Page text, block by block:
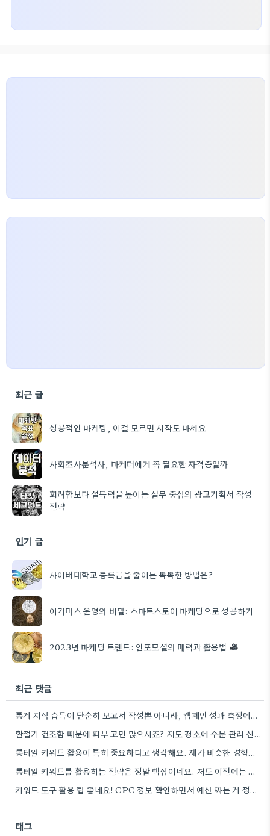
최근 글
성공적인 마케팅, 이걸 모르면 시작도 마세요
사회조사분석사, 마케터에게 꼭 필요한 자격증일까
화려함보다 설득력을 높이는 실무 중심의 광고기획서 작성
전략
인기 글
사이버대학교 등록금을 줄이는 똑똑한 방법은?
이커머스 운영의 비밀: 스마트스토어 마케팅으로 성공하기
2023년 마케팅 트렌드: 인포모셜의 매력과 활용법
최근 댓글
통계 지식 습득이 단순히 보고서 작성뿐 아니라, 캠페인 성과 측정에도 도움이 된다니 흥미롭네요.
환절기 건조함 때문에 피부 고민 많으시죠? 저도 평소에 수분 관리 신경 쓰느라 시간 오래 뺏깁니다.
롱테일 키워드 활용이 특히 중요하다고 생각해요. 제가 비슷한 경험을 할 때, 너무 일반적인 키워드에 집중했더니…
롱테일 키워드를 활용하는 전략은 정말 핵심이네요. 저도 이전에는 너무 넓은 범위의 키워드에 집중해서 예산을 낭비했던…
키워드 도구 활용 팁 좋네요! CPC 정보 확인하면서 예산 짜는 게 정말 중요할 것 같아요.
태그